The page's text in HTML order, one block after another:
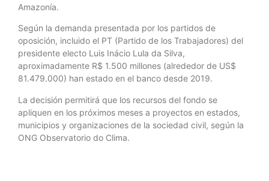
Amazonía.
Según la demanda presentada por los partidos de
oposición, incluido el PT (Partido de los Trabajadores) del
presidente electo Luis Inácio Lula da Silva,
aproximadamente R$ 1.500 millones (alrededor de US$
81.479.000) han estado en el banco desde 2019.
La decisión permitirá que los recursos del fondo se
apliquen en los próximos meses a proyectos en estados,
municipios y organizaciones de la sociedad civil, según la
ONG Observatorio do Clima.